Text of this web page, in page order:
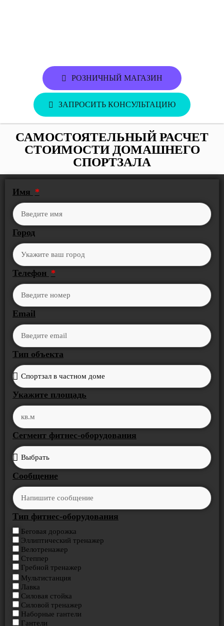
РОЗНИЧНЫЙ МАГАЗИН
ЗАПРОСИТЬ КОНСУЛЬТАЦИЮ
САМОСТОЯТЕЛЬНЫЙ РАСЧЕТ
СТОИМОСТИ ДОМАШНЕГО
СПОРТЗАЛА
Имя
Город
Телефон
Email
Тип объекта
Укажите площадь
Сегмент фитнес-оборудования
Сообщение
Тип фитнес-оборудования
Беговая дорожка
Эллиптический тренажер
Велотренажер
Степпер
Гребной тренажер
Мультистанция
Лавка
Силовая стойка
Силовой тренажер
Наборные гантели
Гантели